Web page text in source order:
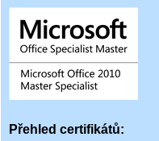
Přehled certifikátů: